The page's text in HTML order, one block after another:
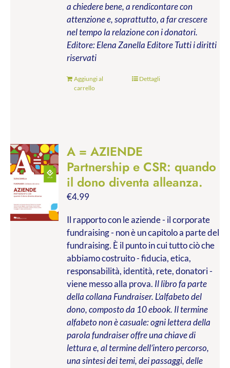
a chiedere bene, a rendicontare con
attenzione e, soprattutto, a far crescere
nel tempo la relazione con i donatori.
Editore: Elena Zanella EditoreTutti i diritti
riservati
Aggiungi al
carrello
Dettagli
A = AZIENDE
Partnership e CSR: quando
il dono diventa alleanza.
€4.99
Il rapporto con le aziende - il corporate
fundraising - non è un capitolo a parte del
fundraising. È il punto in cui tutto ciò che
abbiamo costruito - fiducia, etica,
responsabilità, identità, rete, donatori -
viene messo alla prova. Il libro fa parte
della collana Fundraiser. L’alfabeto del
dono, composto da 10 ebook. Il termine
alfabeto non è casuale: ogni lettera della
parola fundraiser offre una chiave di
lettura e, al termine dell’intero percorso,
una sintesi dei temi, dei passaggi, delle